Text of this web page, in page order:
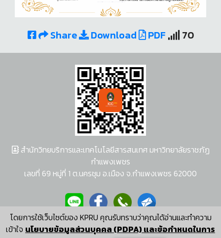
Share Download PDF 70
โดยการใช้เว็บไซต์ของ KPRU คุณรับทราบว่าคุณได้อ่านและทำความ
เข้าใจ นโยบายข้อมูลส่วนบุคคล (PDPA) และข้อกำหนดในการ
สำนักวิทยบริการและเทคโนโลยีสารสนเทศ มหาวิทยาลัยราชภัฏ
กำแพงเพชร
เลขที่ 69 หมู่ที่ 1 ต.นครชุม อ.เมือง จ.กำแพงเพชร 62000
ผู้พัฒนาระบบ อนุชา พวงผกา